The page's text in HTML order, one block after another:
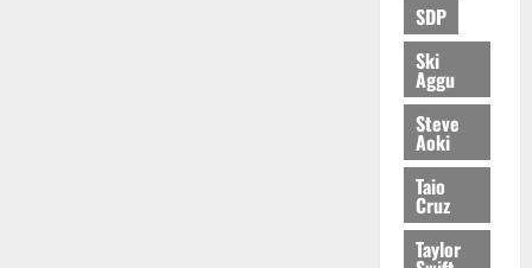
SDP
Ski
Aggu
Steve
Aoki
Taio
Cruz
Taylor